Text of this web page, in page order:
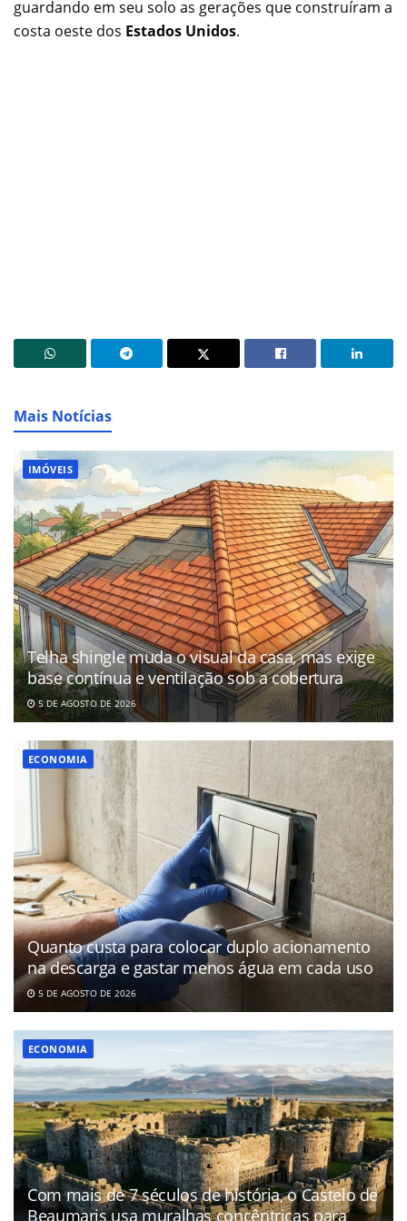
guardando em seu solo as gerações que construíram a
costa oeste dos Estados Unidos.
Mais Notícias
IMÓVEIS
Telha shingle muda o visual da casa, mas exige
base contínua e ventilação sob a cobertura
5 DE AGOSTO DE 2026
ECONOMIA
Quanto custa para colocar duplo acionamento
na descarga e gastar menos água em cada uso
5 DE AGOSTO DE 2026
ECONOMIA
Com mais de 7 séculos de história, o Castelo de
Beaumaris usa muralhas concêntricas para